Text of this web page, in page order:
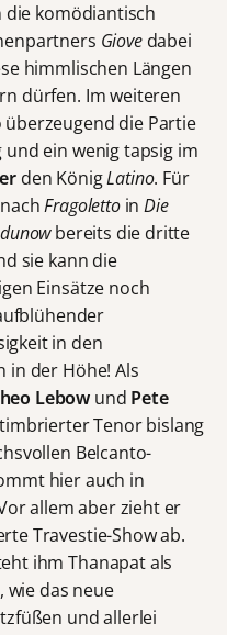
komödiantisch
Giovedabei
himmlischen Längen
dürfen. Im weiteren
die Partie
und ein wenig tapsig im
den KönigLatino. Für
nachFragolettoinDie
bereits die dritte
sie kann die
Einsätze noch
in den
in der Höhe! Als
Lebow und Pete
Tenor bislang
Belcanto-
hier auch in
allem aber zieht er
Travestie-Show ab.
ihm Thanapat als
das neue
und allerlei